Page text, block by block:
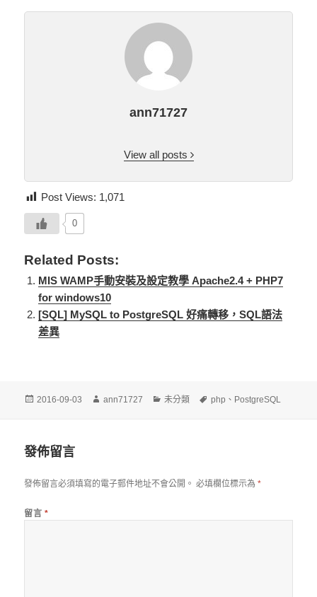
ann71727
View all posts
Post Views: 1,071
0
Related Posts:
MIS WAMP手動安裝及設定教學 Apache2.4 + PHP7
for windows10
[SQL] MySQL to PostgreSQL 好痛轉移，SQL語法
差異
發
2016-09-03
作
ann71727
分
未分類
標
php 、 PostgreSQL
發佈留言
發佈留言必須填寫的電子郵件地址不會公開。 必填欄位標示為*
留言 *